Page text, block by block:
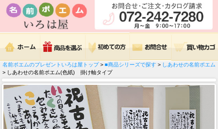
名前ポエムのプレゼントいろは屋トップ> ■商品シリーズで探す > しあわせの名前ポエム
> しあわせの名前ポエム(色紙) 掛け軸タイプ